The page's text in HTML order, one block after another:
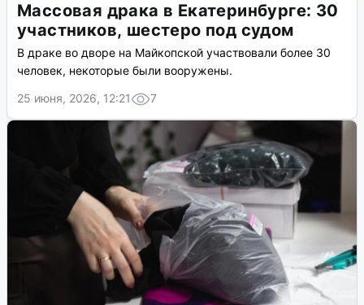
Массовая драка в Екатеринбурге: 30
участников, шестеро под судом
В драке во дворе на Майкопской участвовали более 30
человек, некоторые были вооружены.
25 июня, 2026, 12:21
7